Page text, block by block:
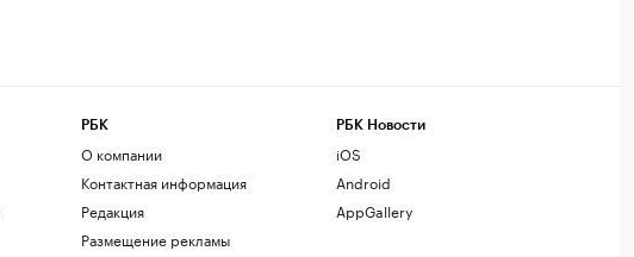
РБК
О компании
Контактная информация
Редакция
Размещение рекламы
РБК Новости
iOS
Android
AppGallery